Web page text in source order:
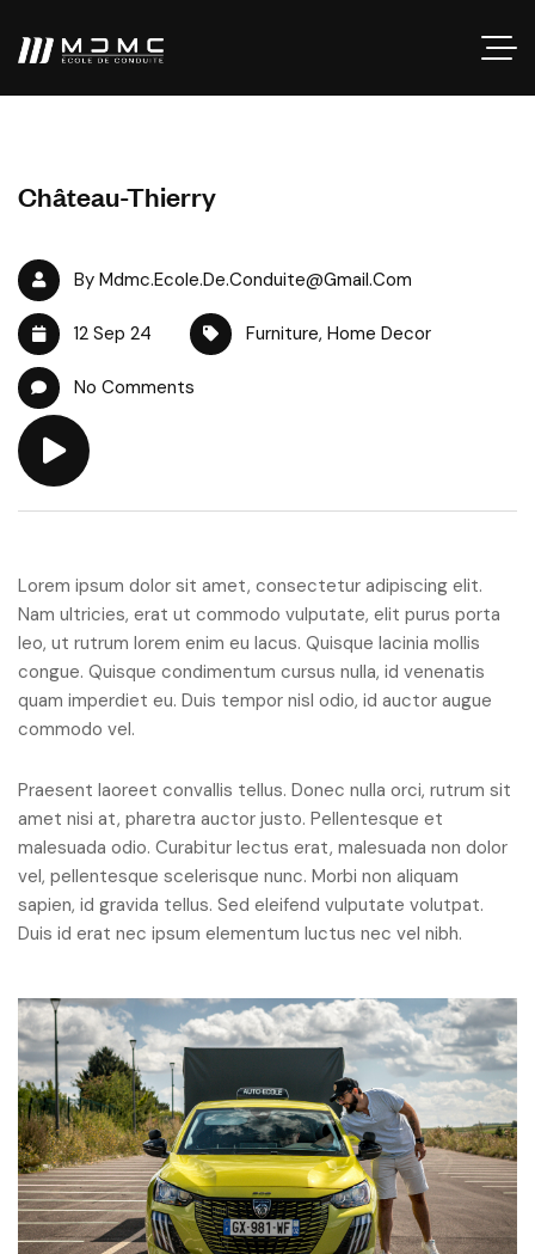
Château-Thierry
By Mdmc.ecole.de.conduite@gmail.com
12 Sep 24 Furniture, Home Decor
No Comments
Lorem ipsum dolor sit amet, consectetur adipiscing elit.
Nam ultricies, erat ut commodo vulputate, elit purus porta
leo, ut rutrum lorem enim eu lacus. Quisque lacinia mollis
congue. Quisque condimentum cursus nulla, id venenatis
quam imperdiet eu. Duis tempor nisl odio, id auctor augue
commodo vel.
Praesent laoreet convallis tellus. Donec nulla orci, rutrum sit
amet nisi at, pharetra auctor justo. Pellentesque et
malesuada odio. Curabitur lectus erat, malesuada non dolor
vel, pellentesque scelerisque nunc. Morbi non aliquam
sapien, id gravida tellus. Sed eleifend vulputate volutpat.
Duis id erat nec ipsum elementum luctus nec vel nibh.